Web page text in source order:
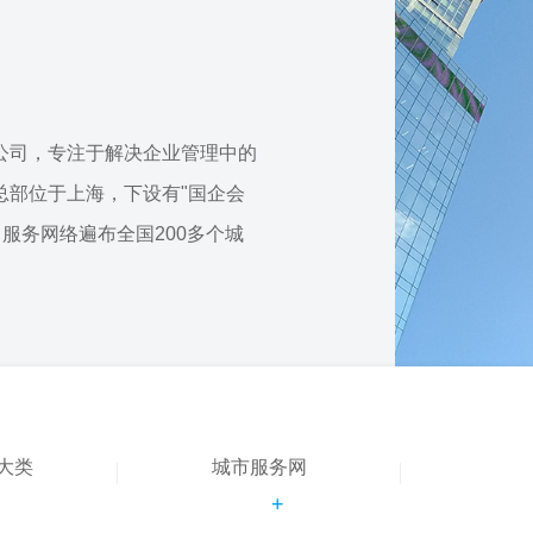
，专注于解决企业管理中的
部位于上海，下设有"国企会
务网络遍布全国200多个城
类 城市服务网
+